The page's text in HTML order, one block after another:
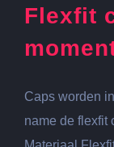
Flexfit
Caps worden
name de flexfit